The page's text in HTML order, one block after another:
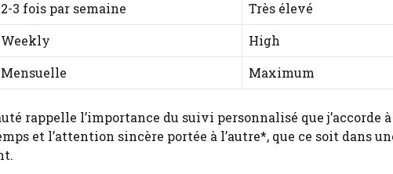
2-3 fois par semaine
Très élevé
Weekly
High
Mensuelle Maximum
rappelle l’importance du suivi personnalisé que j’accorde
et l’attention sincère portée à l’autre*, que ce soit dans